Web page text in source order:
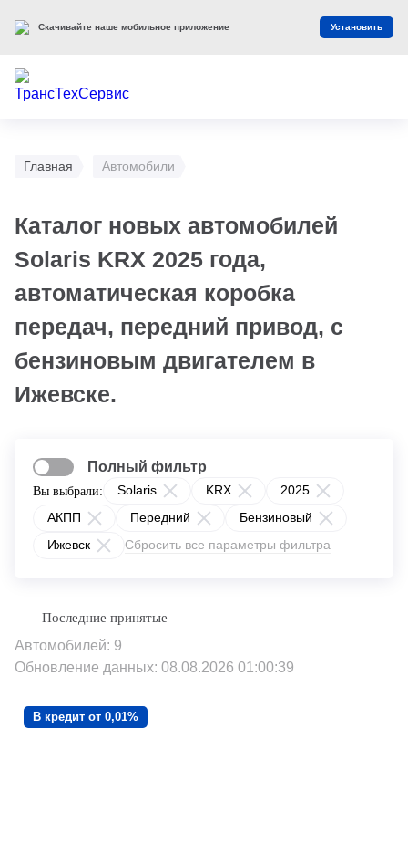
Главная Автомобили
Каталог новых автомобилей
Solaris KRX 2025 года,
автоматическая коробка
передач, передний привод, с
бензиновым двигателем в
Ижевске.
Вы выбрали: Solaris KRX
2025
АКПП
Передний
Бензиновый
Ижевск
Сбросить все параметры фильтра
Полный фильтр
Автомобилей: 9
Обновление данных: 08.08.2026 01:00:39
В кредит от 0,01%
Скачивайте наше мобильное приложение Установить